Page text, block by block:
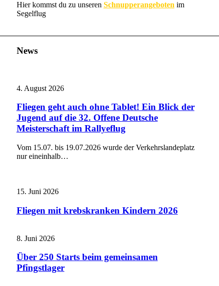
Hier kommst du zu unseren Schnupperangeboten im
Segelflug
News
4. August 2026
Fliegen geht auch ohne Tablet! Ein Blick der
Jugend auf die 32. Offene Deutsche
Meisterschaft im Rallyeflug
Vom 15.07. bis 19.07.2026 wurde der Verkehrslandeplatz
nur eineinhalb…
15. Juni 2026
Fliegen mit krebskranken Kindern 2026
8. Juni 2026
Über 250 Starts beim gemeinsamen
Pfingstlager